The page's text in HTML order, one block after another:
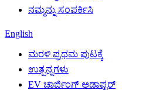
ನಮ್ಮನ್ನು ಸಂಪರ್ಕಿಸಿ
English
ಮರಳಿ ಪ್ರಥಮ ಪುಟಕ್ಕೆ
ಉತ್ಪನ್ನಗಳು
EV ಚಾರ್ಜಿಂಗ್ ಅಡಾಪ್ಟರ್